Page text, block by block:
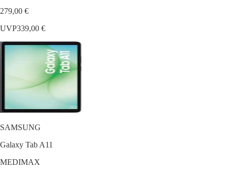
279,00 €
UVP339,00 €
SAMSUNG
Galaxy Tab A11
MEDIMAX